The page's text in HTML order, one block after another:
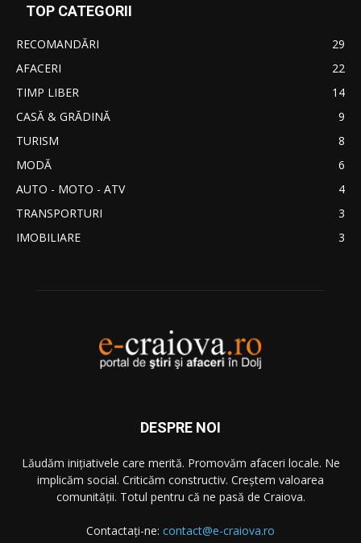
TOP CATEGORII
RECOMANDĂRI
29
AFACERI
22
TIMP LIBER
14
CASĂ & GRĂDINĂ
9
TURISM
8
MODĂ
6
AUTO - MOTO - ATV
4
TRANSPORTURI
3
IMOBILIARE
3
DESPRE NOI
Lăudăm iniţiativele care merită. Promovăm afaceri locale. Ne
implicăm social. Criticăm constructiv. Creştem valoarea
comunităţii. Totul pentru că ne pasă de Craiova.
Contactați-ne: contact@e-craiova.ro